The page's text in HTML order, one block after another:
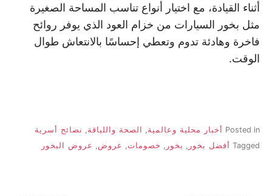
أثناء القيادة، مع اختيار أنواع تناسب المساحة الصغيرة
مثل بخور السيارات من خزام العود الذي يوفر روائح
فاخرة وهادئة تدوم وتعطي إحساسًا بالانتعاش طوال
الوقت.
Posted in أخبار محلية وعالمية الصحة واللياقة
نصائح أسرية
Tagged أفضل بخور بخور خصومات عروض عروض البخور